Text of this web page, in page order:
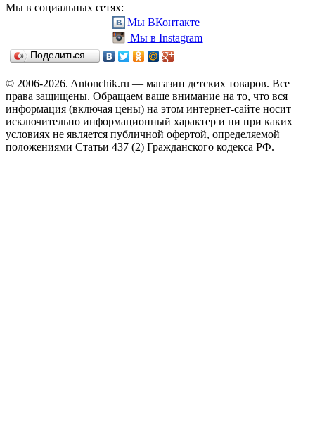
Мы в социальных сетях:
Мы ВКонтакте
Мы в Instagram
Поделиться…
© 2006-2026. Antonchik.ru — магазин детских товаров. Все
права защищены. Обращаем ваше внимание на то, что вся
информация (включая цены) на этом интернет-сайте носит
исключительно информационный характер и ни при каких
условиях не является публичной офертой, определяемой
положениями Статьи 437 (2) Гражданского кодекса РФ.